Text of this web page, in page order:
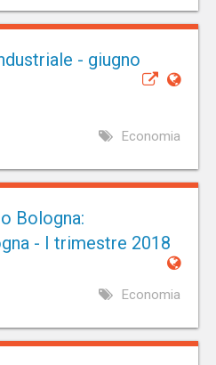
- giugno
Economia
Bologna:
- I trimestre 2018
Economia